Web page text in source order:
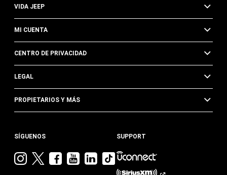
VIDA JEEP
MI CUENTA
CENTRO DE PRIVACIDAD
LEGAL
PROPIETARIOS Y MÁS
SÍGUENOS
VisitaVisitaVisitaVisitaVisita
Jeep
Visita
Jeep
SUPPORT